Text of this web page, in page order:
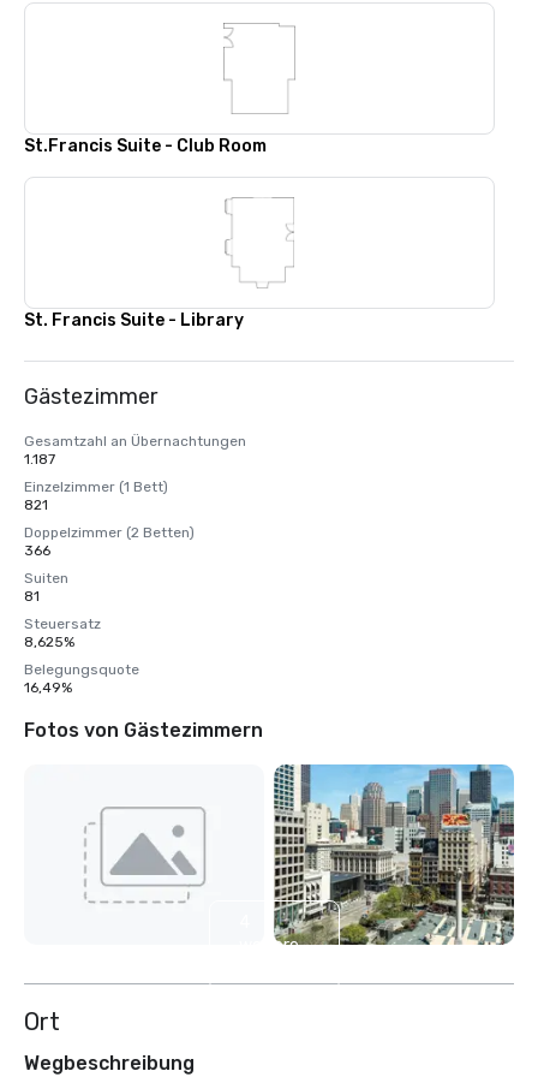
St.Francis Suite - Club Room
St. Francis Suite - Library
Gästezimmer
Gesamtzahl an Übernachtungen
1.187
Einzelzimmer (1 Bett)
821
Doppelzimmer (2 Betten)
366
Suiten
81
Steuersatz
8,625%
Belegungsquote
16,49%
Fotos von Gästezimmern
weitere
Ort
Wegbeschreibung